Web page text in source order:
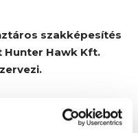
szakképesítés
Hawk Kft.